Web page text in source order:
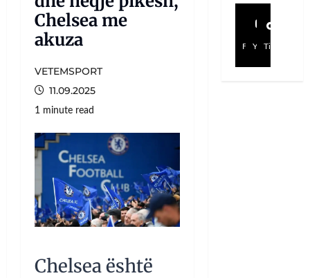
Chelsea me
akuza
VETEMSPORT
11.09.2025
1 minute read
Chelsea është
Facebook
YouTube
TikTok